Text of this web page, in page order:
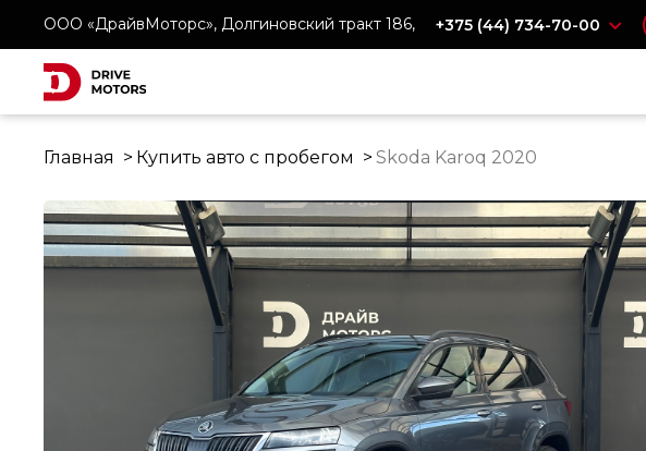
ООО «ДрайвМоторс», Долгиновский тракт 186, +375 (44) 734-70-00
Главная Купить авто с пробегом Skoda Karoq 2020